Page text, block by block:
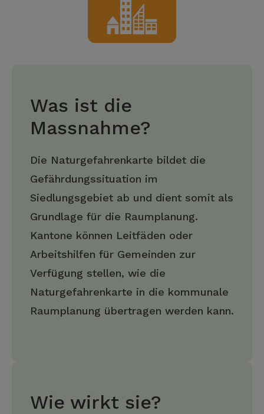
Was ist die
Massnahme?
Die Naturgefahrenkarte bildet die
Gefährdungssituation im
Siedlungsgebiet ab und dient somit als
Grundlage für die Raumplanung.
Kantone können Leitfäden oder
Arbeitshilfen für Gemeinden zur
Verfügung stellen, wie die
Naturgefahrenkarte in die kommunale
Raumplanung übertragen werden kann.
Wie wirkt sie?